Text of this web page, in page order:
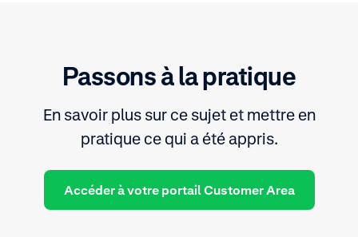
Passons à la pratique
En savoir plus sur ce sujet et mettre en
pratique ce qui a été appris.
Accéder à votre portail Customer Area